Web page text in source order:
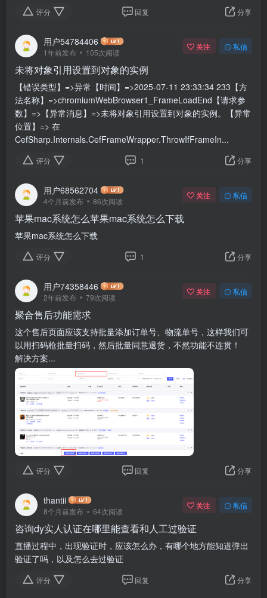
评分 回复 分享
用户54784406
1年前发布 105次阅读
关注 私信
未将对象引用设置到对象的实例
【错误类型】=>异常【时间】=>2025-07-11 23:33:34 233【方
法名称】=>chromiumWebBrowser1_FrameLoadEnd【请求参
数】=>【异常消息】=>未将对象引用设置到对象的实例。【异常
位置】=> 在
CefSharp.Internals.CefFrameWrapper.ThrowIfFrameIn...
评分 1 分享
用户68562704
4个月前发布 86次阅读
关注 私信
苹果mac系统怎么苹果mac系统怎么下载
苹果mac系统怎么下载
评分 1 分享
用户74358446
2年前发布 79次阅读
关注 私信
聚合售后功能需求
这个售后页面应该支持批量添加订单号、物流单号，这样我们可
以用扫码枪批量扫码，然后批量同意退货，不然功能不连贯！
解决方案...
评分 回复 分享
thantii
8个月前发布 64次阅读
关注 私信
咨询dy实人认证在哪里能查看和人工过验证
直播过程中，出现验证时，应该怎么办，有哪个地方能知道弹出
验证了吗，以及怎么去过验证
评分 回复 分享